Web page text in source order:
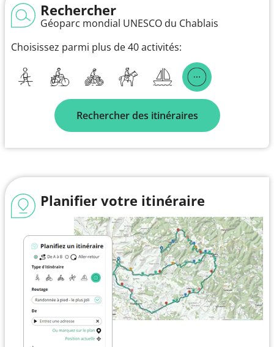
Rechercher
Géoparc mondial UNESCO du Chablais
Choisissez parmi plus de 40 activités:
Rechercher des itinéraires
Planifier votre itinéraire